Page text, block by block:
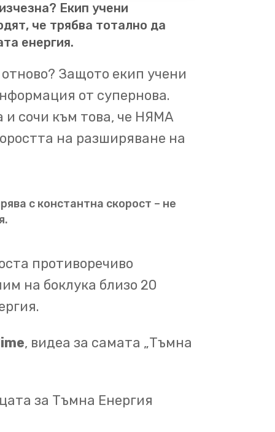
помощта на The Great
е всичката тъмна
последните данни
да преосмислим
ВРЕМЕТОПрез 1998 г. два
направиха много
от тип Ia.
имат предсказуеми
на астрономите да
тях.
порядъците на милиарди
на историята на
Екип учени
че трябва тотално да
енергия.
Защото екип учени
от супернова.
и сочи към това, че НЯМА
на разширяване на
с константна скорост – не
противоречиво
на боклука близо 20
, видеа за самата „Тъмна
за Тъмна Енергия